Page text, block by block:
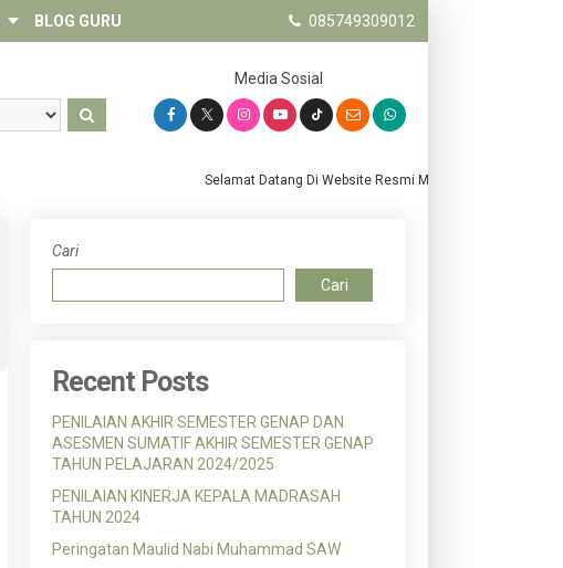
BLOG GURU 085749309012
Media Sosial
Selamat Datang Di Website Resmi MTs. Salafiyah
Cari
Cari
Recent Posts
PENILAIAN AKHIR SEMESTER GENAP DAN
ASESMEN SUMATIF AKHIR SEMESTER GENAP
TAHUN PELAJARAN 2024/2025
PENILAIAN KINERJA KEPALA MADRASAH
TAHUN 2024
Peringatan Maulid Nabi Muhammad SAW